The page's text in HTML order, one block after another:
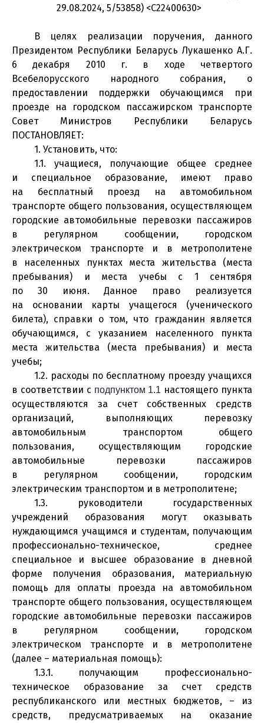
29.08.2024, 5/53858) <C22400630>
В целях реализации поручения, данного
Президентом Республики Беларусь Лукашенко А.Г.
6 декабря 2010 г. в ходе четвертого
Всебелорусского народного собрания, о
предоставлении поддержки обучающимся при
проезде на городском пассажирском транспорте
Совет Министров Республики Беларусь
ПОСТАНОВЛЯЕТ:
1. Установить, что:
1.1. учащиеся, получающие общее среднее
и специальное образование, имеют право
на бесплатный проезд на автомобильном
транспорте общего пользования, осуществляющем
городские автомобильные перевозки пассажиров
в регулярном сообщении, городском
электрическом транспорте и в метрополитене
в населенных пунктах места жительства (места
пребывания) и места учебы с 1 сентября
по 30 июня. Данное право реализуется
на основании карты учащегося (ученического
билета), справки о том, что гражданин является
обучающимся, с указанием населенного пункта
места жительства (места пребывания) и места
учебы;
1.2. расходы по бесплатному проезду учащихся
в соответствии с подпунктом 1.1 настоящего пункта
осуществляются за счет собственных средств
организаций, выполняющих перевозку
автомобильным транспортом общего
пользования, осуществляющим городские
автомобильные перевозки пассажиров
в регулярном сообщении, городским
электрическим транспортом и в метрополитене;
1.3. руководители государственных
учреждений образования могут оказывать
нуждающимся учащимся и студентам, получающим
профессионально-техническое, среднее
специальное и высшее образование в дневной
форме получения образования, материальную
помощь для оплаты проезда на автомобильном
транспорте общего пользования, осуществляющем
городские автомобильные перевозки пассажиров
в регулярном сообщении, городском
электрическом транспорте и в метрополитене
(далее – материальная помощь):
1.3.1. получающим профессионально-
техническое образование за счет средств
республиканского или местных бюджетов, – из
средств, предусматриваемых на оказание